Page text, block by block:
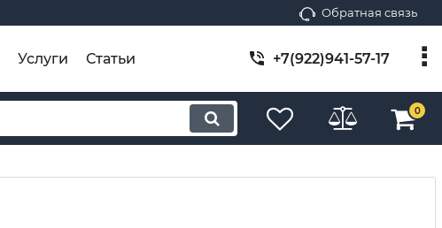
Обратная связь
Услуги Статьи +7(922)941-57-17
0